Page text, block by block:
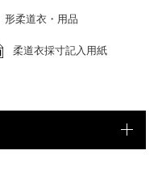
形柔道衣・用品
柔道衣採寸記入用紙